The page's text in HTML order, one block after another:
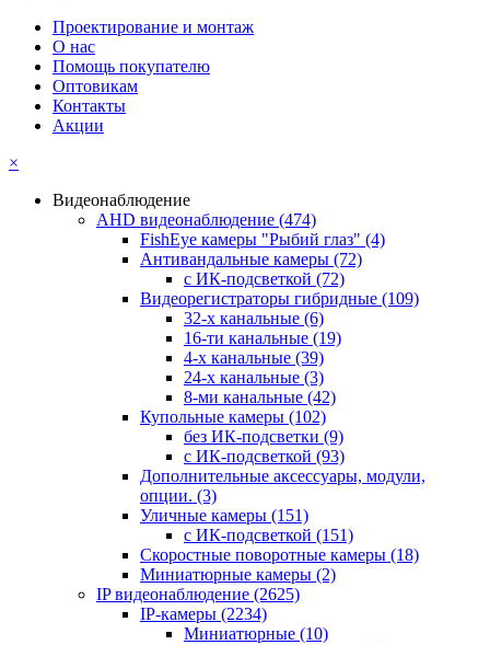
Проектирование и монтаж
О нас
Помощь покупателю
Оптовикам
Контакты
Акции
×
Видеонаблюдение
AHD видеонаблюдение (474)
FishEye камеры "Рыбий глаз" (4)
Антивандальные камеры (72)
с ИК-подсветкой (72)
Видеорегистраторы гибридные (109)
32-х канальные (6)
16-ти канальные (19)
4-х канальные (39)
24-х канальные (3)
8-ми канальные (42)
Купольные камеры (102)
без ИК-подсветки (9)
с ИК-подсветкой (93)
Дополнительные аксессуары, модули,
опции. (3)
Уличные камеры (151)
с ИК-подсветкой (151)
Скоростные поворотные камеры (18)
Миниатюрные камеры (2)
IP видеонаблюдение (2625)
IP-камеры (2234)
Миниатюрные (10)